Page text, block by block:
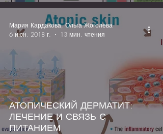
АТОПИЧЕСКИЙ ДЕРМАТИТ:
ЛЕЧЕНИЕ И СВЯЗЬ С
ПИТАНИЕМ
Мария Кардакова, Ольга Жоголева
6 июн. 2018 г.
13 мин. чтения